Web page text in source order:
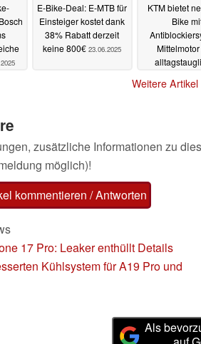
E-Bike-Deal: E-MTB für
Einsteiger kostet dank
38% Rabatt derzeit
keine 800€ 23.06.2025
KTM bietet
Bike
Weitere Artikel
zusätzliche Informationen zu
möglich)!
kommentieren / Antworten
17 Pro: Leaker enthüllt Details
Kühlsystem für A19 Pro und
Als